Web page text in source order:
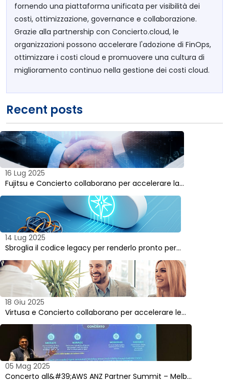
fornendo una piattaforma unificata per visibilità dei
costi, ottimizzazione, governance e collaborazione.
Grazie alla partnership con Concierto.cloud, le
organizzazioni possono accelerare l'adozione di FinOps,
ottimizzare i costi cloud e promuovere una cultura di
miglioramento continuo nella gestione dei costi cloud.
Recent posts
16 Lug 2025
Fujitsu e Concierto collaborano per accelerare la…
14 Lug 2025
Sbroglia il codice legacy per renderlo pronto per…
18 Giu 2025
Virtusa e Concierto collaborano per accelerare le…
05 Mag 2025
Concerto all&#39;AWS ANZ Partner Summit – Melb…